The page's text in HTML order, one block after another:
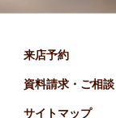
来店予約
資料請求・ご相談
サイトマップ